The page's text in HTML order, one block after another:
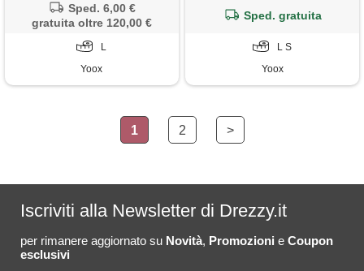
Sped. 6,00 €
gratuita oltre 120,00 €
L
Yoox
Sped. gratuita
L S
Yoox
1 2 >
Iscriviti alla Newsletter di Drezzy.it
per rimanere aggiornato su Novità, Promozioni e Coupon
esclusivi